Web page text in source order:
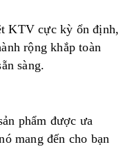
KTV cực kỳ ổn định,
rộng khắp toàn
sàng.
phẩm được ưa
mang đến cho bạn